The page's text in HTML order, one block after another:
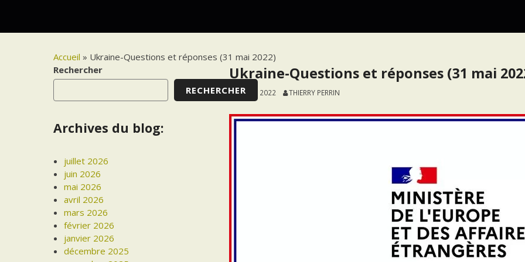
Accueil » Ukraine-Questions et réponses (31 mai 2022)
Ukraine-Questions et réponses (31 mai
31 MAI 2022 THIERRY PERRIN
Rechercher
RECHERCHER
Archives du blog:
juillet 2026
juin 2026
mai 2026
avril 2026
mars 2026
février 2026
janvier 2026
décembre 2025